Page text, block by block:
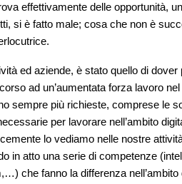
effettivamente delle opportunità,
si è fatto male; cosa che non è
ed aziende, è stato quello di
ad un’aumentata forza lavoro
sempre più richieste, comprese le
per lavorare nell’ambito
lo vediamo nelle nostre
in atto una serie di competenze
che fanno la differenza